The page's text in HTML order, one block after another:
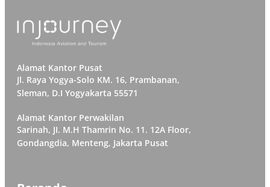
Alamat Kantor Pusat
Jl. Raya Yogya-Solo KM. 16, Prambanan,
Sleman, D.I Yogyakarta 55571
Alamat Kantor Perwakilan
Sarinah, JI. M.H Thamrin No. 11. 12A Floor,
Gondangdia, Menteng, Jakarta Pusat